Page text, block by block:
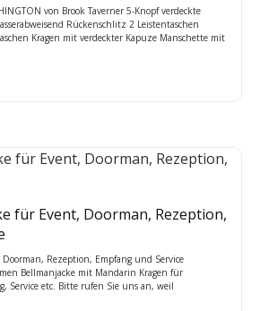
von Brook Taverner 5-Knopf verdeckte
Rückenschlitz 2 Leistentaschen
Kragen mit verdeckter Kapuze Manschette mit
für Event, Doorman, Rezeption,
Rezeption, Empfang und Service
Bellmanjacke mit Mandarin Kragen für
Service etc. Bitte rufen Sie uns an, weil